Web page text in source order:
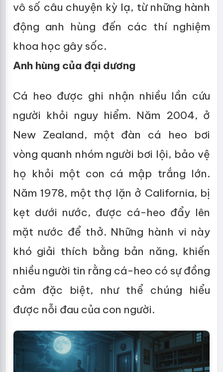
vô số câu chuyện kỳ lạ, từ những hành
động anh hùng đến các thí nghiệm
khoa học gây sốc.
Anh hùng của đại dương
Cá heo được ghi nhận nhiều lần cứu
người khỏi nguy hiểm. Năm 2004, ở
New Zealand, một đàn cá heo bơi
vòng quanh nhóm người bơi lội, bảo vệ
họ khỏi một con cá mập trắng lớn.
Năm 1978, một thợ lặn ở California, bị
kẹt dưới nước, được cá-heo đẩy lên
mặt nước để thở. Những hành vi này
khó giải thích bằng bản năng, khiến
nhiều người tin rằng cá-heo có sự đồng
cảm đặc biệt, như thể chúng hiểu
được nỗi đau của con người.